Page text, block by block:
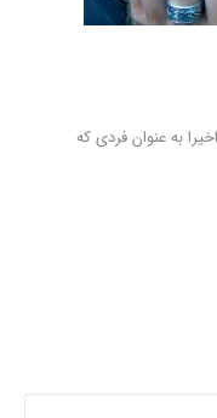
به عنوان فردی که